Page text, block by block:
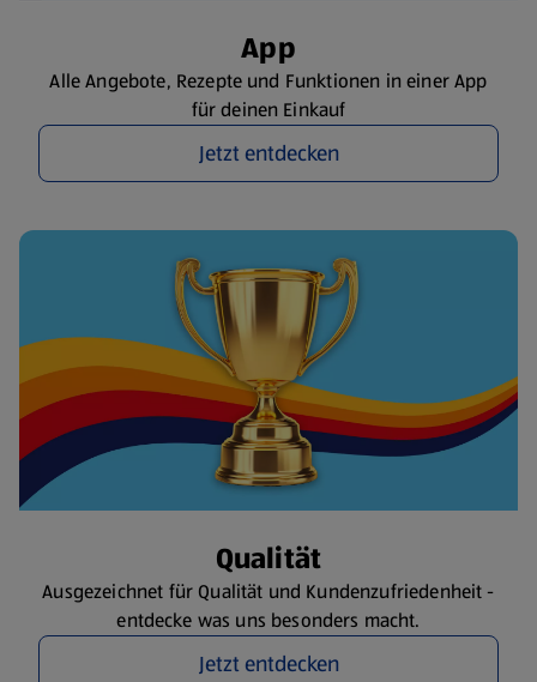
App
Alle Angebote, Rezepte und Funktionen in einer App
für deinen Einkauf
Jetzt entdecken
Qualität
Ausgezeichnet für Qualität und Kundenzufriedenheit -
entdecke was uns besonders macht.
Jetzt entdecken